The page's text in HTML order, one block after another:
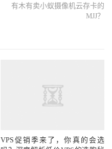
有木有卖小蚁摄像机云存卡的
MJJ？
VPS促销季来了，你真的会选